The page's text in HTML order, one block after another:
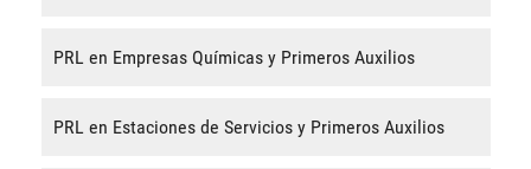
PRL en Empresas Químicas y Primeros Auxilios
PRL en Estaciones de Servicios y Primeros Auxilios